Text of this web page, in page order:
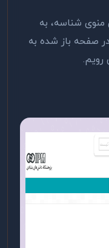
منوی شناسه، به
صفحه باز شده به